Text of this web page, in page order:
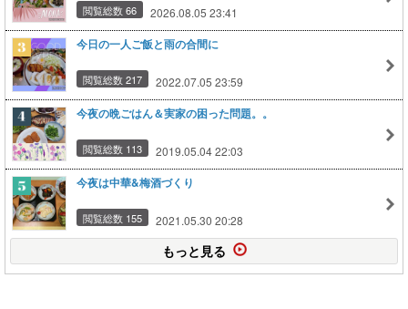
閲覧総数 66 2026.08.05 23:41
今日の一人ご飯と雨の合間に
閲覧総数 217 2022.07.05 23:59
今夜の晩ごはん＆実家の困った問題。。
閲覧総数 113 2019.05.04 22:03
今夜は中華&梅酒づくり
閲覧総数 155 2021.05.30 20:28
もっと見る